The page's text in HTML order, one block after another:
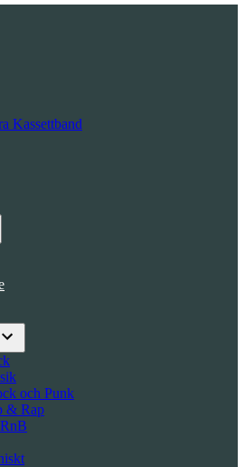
Kassettband
Open
dropdown
menu
och Punk
& Rap